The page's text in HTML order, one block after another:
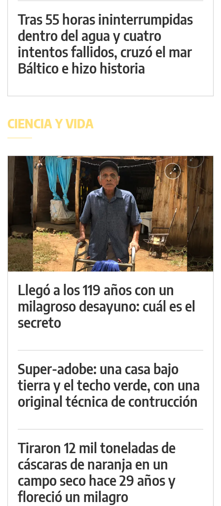
Tras 55 horas ininterrumpidas
dentro del agua y cuatro
intentos fallidos, cruzó el mar
Báltico e hizo historia
CIENCIA Y VIDA
Llegó a los 119 años con un
milagroso desayuno: cuál es el
secreto
Super-adobe: una casa bajo
tierra y el techo verde, con una
original técnica de contrucción
Tiraron 12 mil toneladas de
cáscaras de naranja en un
campo seco hace 29 años y
floreció un milagro